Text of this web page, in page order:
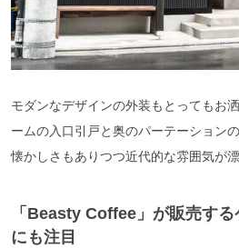
モダンなデザインの外装もとってもお
ームの入口引戸と奥のパーテーション
懐かしさもありつつ近代的な雰囲気が漂
「Beasty Coffee」が販売す
にも注目